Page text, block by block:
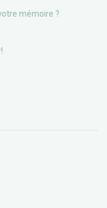
mémoire ?